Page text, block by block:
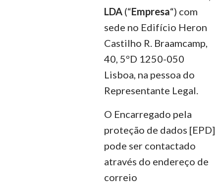
LDA (“Empresa“) com
sede no Edifício Heron
Castilho R. Braamcamp,
40, 5ºD 1250-050
Lisboa, na pessoa do
Representante Legal.
O Encarregado pela
proteção de dados [EPD]
pode ser contactado
através do endereço de
correio